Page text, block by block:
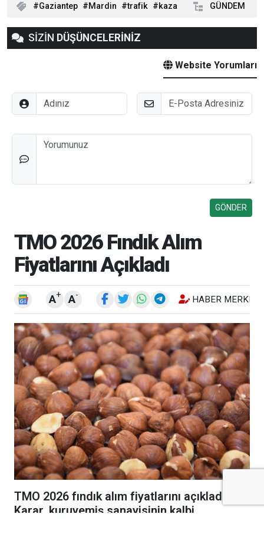
Gaziantep Mardin trafik kaza GÜNDEM
SİZİN DÜŞÜNCELERİNİZ
Website Yorumları
Adınız E-Posta
Düşünceleriniz
TMO 2026 Fındık Alım
Fiyatlarını Açıkladı
A+ A- HABER MERKEZI
TMO 2026 fındık alım fiyatlarını açıkladı.
Karar, kuruyemiş sanayisinin kalbi